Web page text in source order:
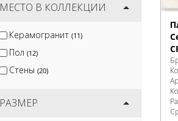
МЕСТО В КОЛЛЕКЦИИ
Керамогранит (11)
Пол (12)
Стены (20)
РАЗМЕР